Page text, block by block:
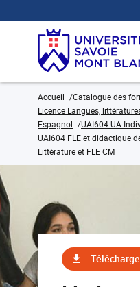
Accueil Catalogue des
Licence Langues,
Espagnol
UAI604 UA
UAI604 FLE et didactique
Littérature et FLE CM